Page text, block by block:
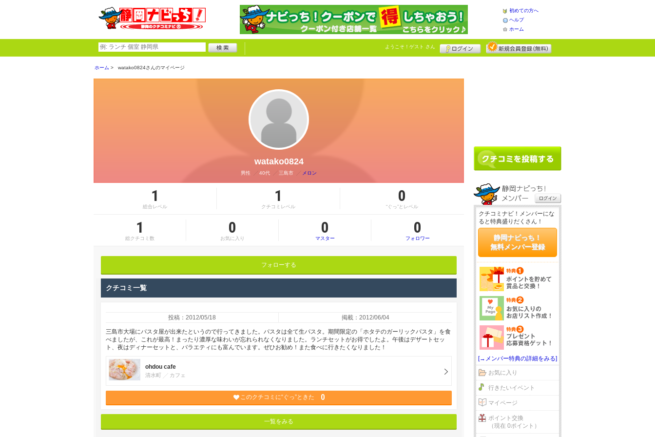
初めての方へ
ヘルプ
ホーム
ようこそ！ ゲスト さん
ホーム watako0824さんのマイページ
watako0824
男性 40代 三島市 メロン
1
総合レベル
1
クチコミレベル
0
“ぐっ”とレベル
1
総クチコミ数
0
お気に入り
0
マスター
0
フォロワー
フォローする
クチコミ一覧
投稿：2012/05/18 掲載：2012/06/04
三島市大場にパスタ屋が出来たというので行ってきました。パスタは全て生パスタ。期間限定の「ホタテのガーリックパスタ」を食
べましたが、これが最高！まったり濃厚な味わいが忘れられなくなりました。ランチセットがお得でしたよ。午後はデザートセッ
ト、夜はディナーセットと、バラエティにも富んでいます。ぜひお勧め！また食べに行きたくなりました！
ohdou cafe
清水町 カフェ
このクチコミに“ぐっ”ときた 0
一覧をみる
クチコミナビ！メンバーにな
ると特典盛りだくさん！
静岡ナビっち！
無料メンバー登録
[→メンバー特典の詳細をみる]
お気に入り
行きたいイベント
マイページ
ポイント交換
（現在 0ポイント）